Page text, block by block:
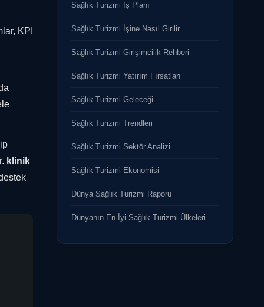
KPI
klinik
Sağlık Turizmi İş Planı
Sağlık Turizmi İşine Nasıl Girilir
Sağlık Turizmi Girişimcilik Rehberi
Sağlık Turizmi Yatırım Fırsatları
Sağlık Turizmi Geleceği
Sağlık Turizmi Trendleri
Sağlık Turizmi Sektör Analizi
Sağlık Turizmi Ekonomisi
Dünya Sağlık Turizmi Raporu
Dünyanın En İyi Sağlık Turizmi Ülkeleri